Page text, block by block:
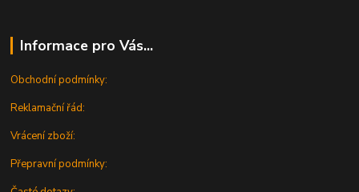
Informace pro Vás...
Obchodní podmínky:
Reklamační řád:
Vrácení zboží:
Přepravní podmínky: